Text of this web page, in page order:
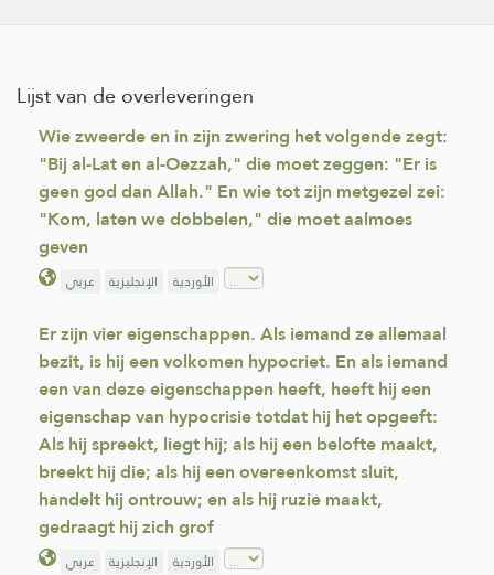
Lijst van de overleveringen
Wie zweerde en in zijn zwering het volgende zegt:
"Bij al-Lat en al-Oezzah," die moet zeggen: "Er is
geen god dan Allah." En wie tot zijn metgezel zei:
"Kom, laten we dobbelen," die moet aalmoes
geven
عربي الإنجليزية الأوردية
Er zijn vier eigenschappen. Als iemand ze allemaal
bezit, is hij een volkomen hypocriet. En als iemand
een van deze eigenschappen heeft, heeft hij een
eigenschap van hypocrisie totdat hij het opgeeft:
Als hij spreekt, liegt hij; als hij een belofte maakt,
breekt hij die; als hij een overeenkomst sluit,
handelt hij ontrouw; en als hij ruzie maakt,
gedraagt hij zich grof
عربي الإنجليزية الأوردية